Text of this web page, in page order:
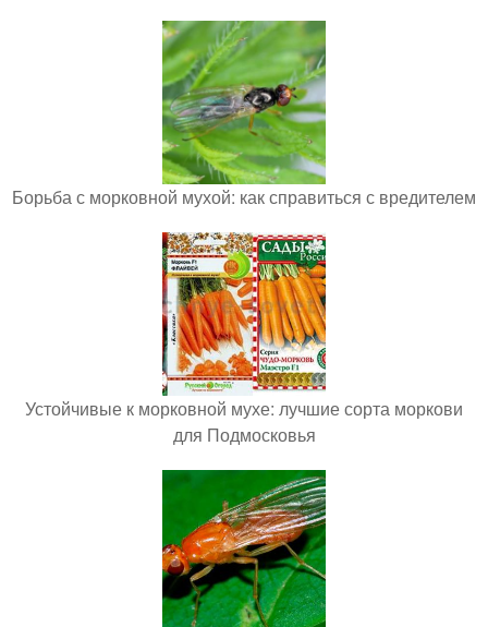
Борьба с морковной мухой: как справиться с вредителем
Устойчивые к морковной мухе: лучшие сорта моркови
для Подмосковья